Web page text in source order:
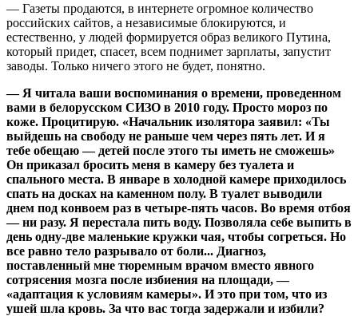
— Газеты продаются, в интернете огромное количество
российских сайтов, а независимые блокируются, и
естественно, у людей формируется образ великого Путина,
который придет, спасет, всем поднимет зарплаты, запустит
заводы. Только ничего этого не будет, понятно.
— Я читала ваши воспоминания о времени, проведенном
вами в белорусском СИЗО в 2010 году. Просто мороз по
коже. Процитирую. «Начальник изолятора заявил: «Ты
выйдешь на свободу не раньше чем через пять лет. И я
тебе обещаю — детей после этого ты иметь не сможешь»
Он приказал бросить меня в камеру без туалета и
спального места. В январе в холодной камере приходилось
спать на досках на каменном полу. В туалет выводили
днем под конвоем раз в четыре-пять часов. Во время отбоя
— ни разу. Я перестала пить воду. Позволяла себе выпить в
день одну-две маленькие кружки чая, чтобы согреться. Но
все равно тело разрывало от боли... Диагноз,
поставленный мне тюремным врачом вместо явного
сотрясения мозга после избиения на площади, —
«адаптация к условиям камеры». И это при том, что из
ушей шла кровь. За что вас тогда задержали и избили?